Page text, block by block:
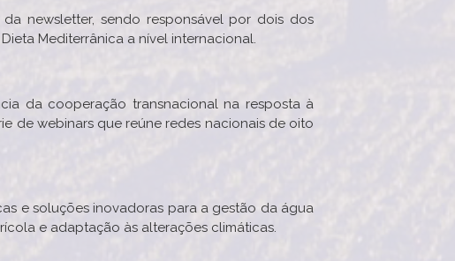
newsletter, sendo responsável por dois dos
Mediterrânica a nível internacional.
da cooperação transnacional na resposta à
de webinars que reúne redes nacionais de oito
e soluções inovadoras para a gestão da água
e adaptação às alterações climáticas.